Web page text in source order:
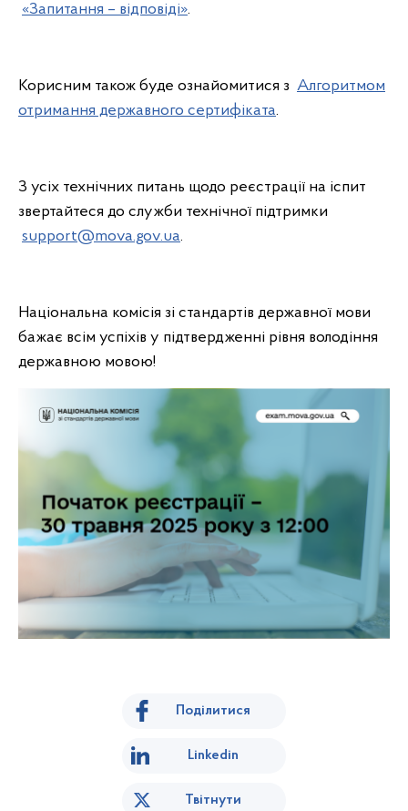
«Запитання – відповіді».
Корисним також буде ознайомитися з Алгоритмом
отримання державного сертифіката.
З усіх технічних питань щодо реєстрації на іспит
звертайтеся до служби технічної підтримки
support@mova.gov.ua.
Національна комісія зі стандартів державної мови
бажає всім успіхів у підтвердженні рівня володіння
державною мовою!
Поділитися
Linkedin
Твітнути